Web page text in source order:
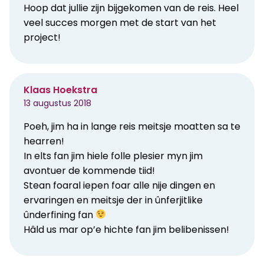
Hoop dat jullie zijn bijgekomen van de reis. Heel
veel succes morgen met de start van het
project!
Klaas Hoekstra
13 augustus 2018
Poeh, jim ha in lange reis meitsje moatten sa te
hearren!
In elts fan jim hiele folle plesier myn jim
avontuer de kommende tiid!
Stean foaral iepen foar alle nije dingen en
ervaringen en meitsje der in ûnferjitlike
ûnderfining fan
Hâld us mar op’e hichte fan jim belibenissen!